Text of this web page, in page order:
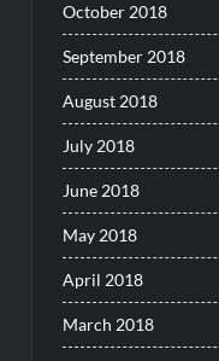
October 2018
September 2018
August 2018
July 2018
June 2018
May 2018
April 2018
March 2018